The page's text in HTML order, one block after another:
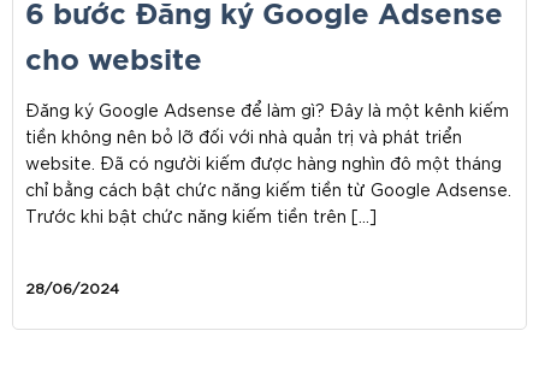
6 bước Đăng ký Google Adsense
cho website
Đăng ký Google Adsense để làm gì? Đây là một kênh kiếm
tiền không nên bỏ lỡ đối với nhà quản trị và phát triển
website. Đã có người kiếm được hàng nghìn đô một tháng
chỉ bằng cách bật chức năng kiếm tiền từ Google Adsense.
Trước khi bật chức năng kiếm tiền trên […]
28/06/2024